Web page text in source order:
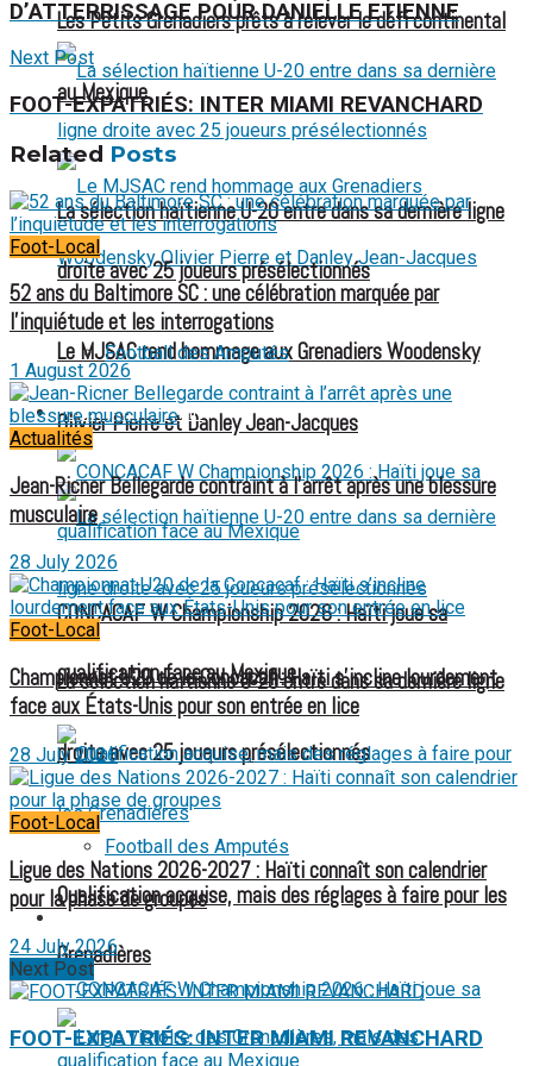
Les Petits Grenadiers prêts à relever le défi continental
au Mexique
Le MJSAC rend hommage aux Grenadiers Woodensky
Olivier Pierre et Danley Jean-Jacques
La sélection haïtienne U-20 entre dans sa dernière ligne
droite avec 25 joueurs présélectionnés
Football des Amputés
La sélection haïtienne U-20 entre dans sa dernière ligne
droite avec 25 joueurs présélectionnés
Football des Amputés
FOOTBALL FÉMININ
CONCACAF W Championship 2026 : Haïti joue sa
qualification face au Mexique
Qualification acquise, mais des réglages à faire pour les
Grenadières
D’ATTERRISSAGE POUR DANIELLE ETIENNE
Next Post
FOOT-EXPATRIÉS: INTER MIAMI REVANCHARD
Related Posts
Foot-Local
52 ans du Baltimore SC : une célébration marquée par
l’inquiétude et les interrogations
1 August 2026
Actualités
Jean-Ricner Bellegarde contraint à l’arrêt après une blessure
musculaire
28 July 2026
Foot-Local
Championnat U20 de la Concacaf : Haïti s’incline lourdement
face aux États-Unis pour son entrée en lice
28 July 2026
Foot-Local
Ligue des Nations 2026-2027 : Haïti connaît son calendrier
pour la phase de groupes
24 July 2026
Next Post
FOOT-EXPATRIÉS: INTER MIAMI REVANCHARD